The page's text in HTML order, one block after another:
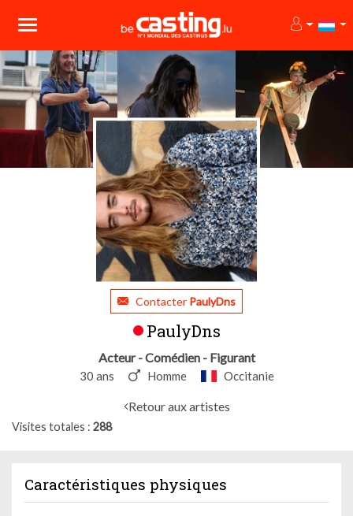
Contacter PaulyDns
PaulyDns
Acteur - Comédien - Figurant
30 ans Homme Occitanie
Retour aux artistes
Visites totales 288
Caractéristiques physiques